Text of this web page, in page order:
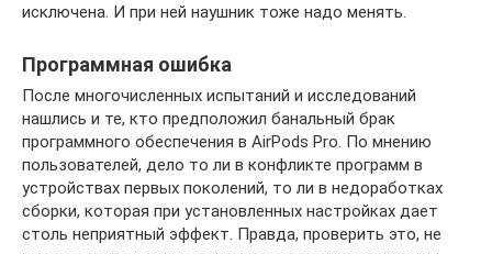
исключена. И при ней наушник тоже надо менять.
Программная ошибка
После многочисленных испытаний и исследований
нашлись и те, кто предположил банальный брак
программного обеспечения в AirPods Pro. По мнению
пользователей, дело то ли в конфликте программ в
устройствах первых поколений, то ли в недоработках
сборки, которая при установленных настройках дает
столь неприятный эффект. Правда, проверить это, не